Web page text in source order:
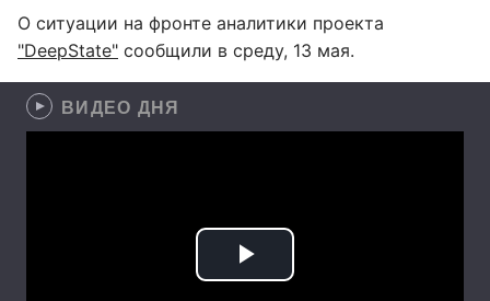
О ситуации на фронте аналитики проекта
"DeepState" сообщили в среду, 13 мая.
ВИДЕО ДНЯ